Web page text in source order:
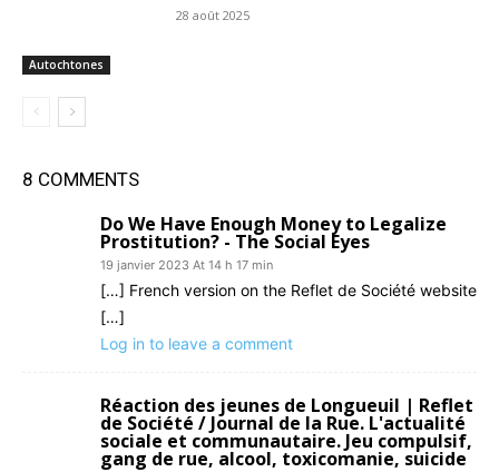
Autochtones
28 août 2025
8 COMMENTS
Do We Have Enough Money to Legalize
Prostitution? - The Social Eyes
19 janvier 2023 At 14 h 17 min
[…] French version on the Reflet de Société website
[…]
Log in to leave a comment
Réaction des jeunes de Longueuil | Reflet
de Société / Journal de la Rue. L'actualité
sociale et communautaire. Jeu compulsif,
gang de rue, alcool, toxicomanie, suicide